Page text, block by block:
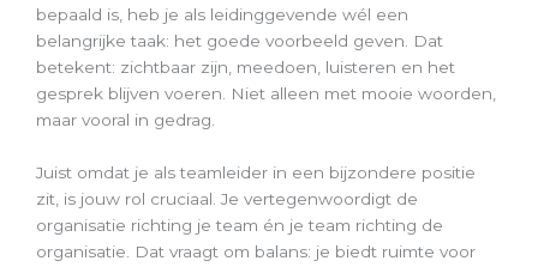
bepaald is, heb je als leidinggevende wél een
belangrijke taak: het goede voorbeeld geven. Dat
betekent: zichtbaar zijn, meedoen, luisteren en het
gesprek blijven voeren. Niet alleen met mooie woorden,
maar vooral in gedrag.
Juist omdat je als teamleider in een bijzondere positie
zit, is jouw rol cruciaal. Je vertegenwoordigt de
organisatie richting je team én je team richting de
organisatie. Dat vraagt om balans: je biedt ruimte voor